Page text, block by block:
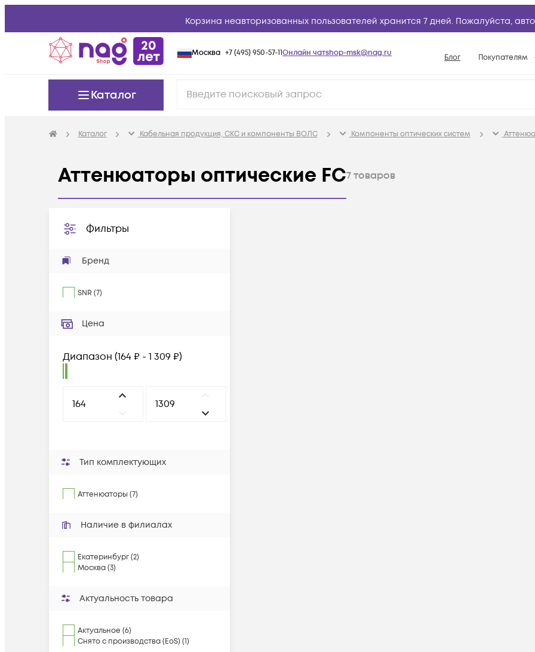
Корзина неавторизованных пользователей хранится 7 дней. Пожалуйста,
Москва +7 (495) 950-57-11Онлайн чатshop-msk@nag.ru Блог Покупателям
Условия
Каталог
Каталог Кабельная продукция, СКС и компоненты ВОЛС Компоненты оптических систем
Аттенюаторы оптические FC7товаров
Фильтры
Бренд
SNR (7)
Цена
Диапазон (164 ₽ - 1 309 ₽)
Тип комплектующих
Аттенюаторы (7)
Наличие в филиалах
Екатеринбург (2)
Москва (3)
Актуальность товара
Актуальное (6)
Снято с производства (EoS) (1)